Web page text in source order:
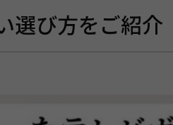
選び方をご紹介